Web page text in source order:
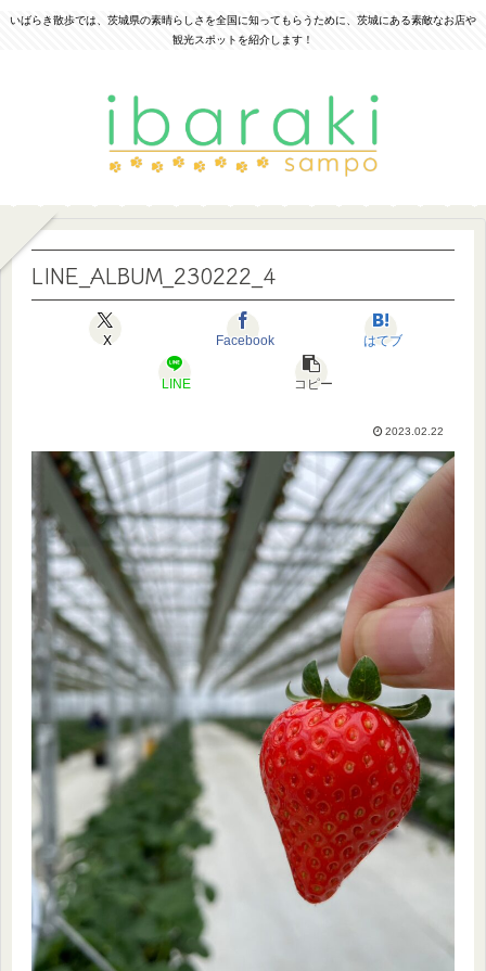
いばらき散歩では、茨城県の素晴らしさを全国に知ってもらうために、茨城にある素敵なお店や
観光スポットを紹介します！
LINE_ALBUM_230222_4
X Facebook はてブ
LINE コピー
2023.02.22